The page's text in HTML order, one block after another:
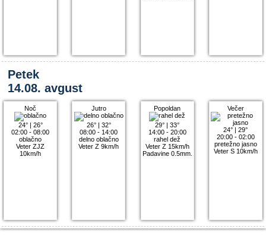
Petek
14.08. avgust
Noč
24°| 26°
02:00 - 08:00
oblačno
Veter ZJZ
10km/h
Jutro
26°| 32°
08:00 - 14:00
delno oblačno
Veter Z 9km/h
Popoldan
29° |33°
14:00 - 20:00
rahel dež
Veter Z 15km/h
Padavine 0.5mm.
Večer
24° |29°
20:00 - 02:00
pretežno jasno
Veter S 10km/h